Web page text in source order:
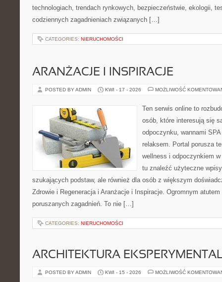
technologiach, trendach rynkowych, bezpieczeństwie, ekologii,
codziennych zagadnieniach związanych […]
CATEGORIES: NIERUCHOMOŚCI
ARANŻACJE I INSPIRACJE
POSTED BY ADMIN KWI - 17 - 2026 MOŻLIWOŚĆ
Ten serwis online to
osób, które interesują się
odpoczynku, wannami
relaksem. Portal porusza
wellness i odpoczynkiem
tu znaleźć użyteczne
szukających podstaw, ale również dla osób z większym
Zdrowie i Regeneracja i Aranżacje i Inspiracje. Ogromnym
poruszanych zagadnień. To nie […]
CATEGORIES: NIERUCHOMOŚCI
ARCHITEKTURA
POSTED BY ADMIN KWI - 15 - 2026 MOŻLIWOŚĆ